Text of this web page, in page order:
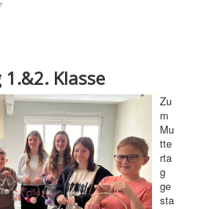
Klasse
Zu
m
Mu
tte
rta
g
ge
sta